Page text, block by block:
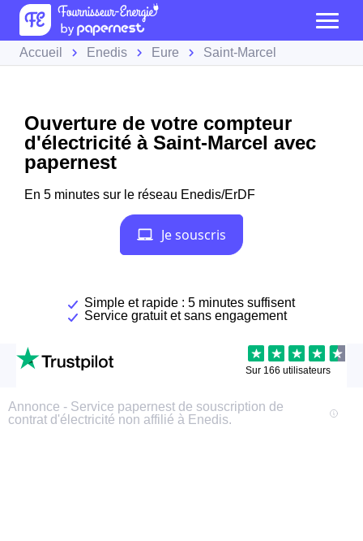
Accueil Enedis Eure Saint-Marcel